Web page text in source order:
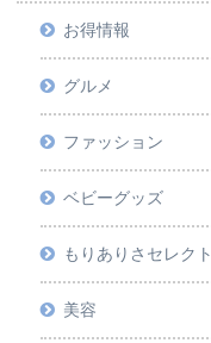
お得情報
グルメ
ファッション
ベビーグッズ
もりありさセレクト
美容